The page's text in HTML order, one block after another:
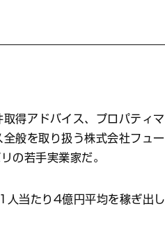
得アドバイス、プロパティマ
般を取り扱う株式会社フュー
の若手実業家だ。
当たり4億円平均を稼ぎ出し